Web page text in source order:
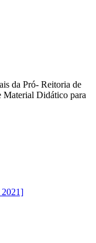
da Pró- Reitoria de
Didático para
2021]